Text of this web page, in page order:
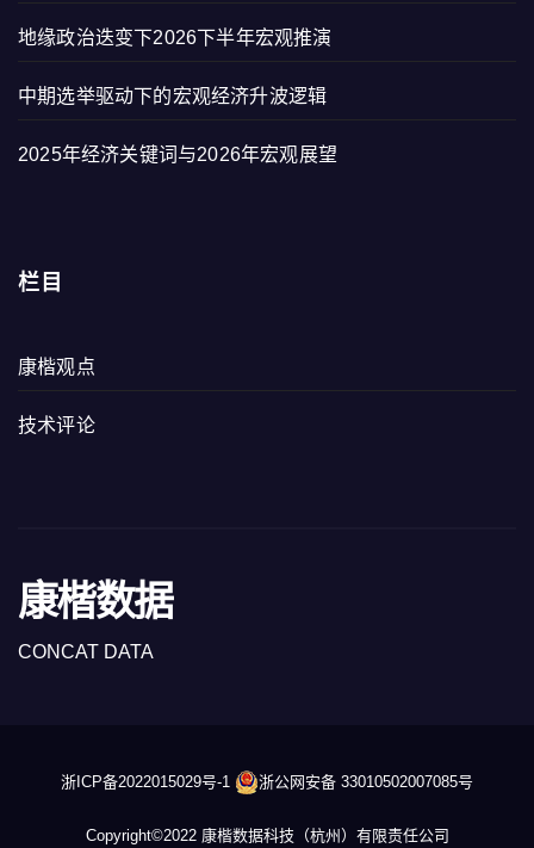
地缘政治迭变下2026下半年宏观推演
中期选举驱动下的宏观经济升波逻辑
2025年经济关键词与2026年宏观展望
栏目
康楷观点
技术评论
康楷数据
CONCAT DATA
浙ICP备2022015029号-1 浙公网安备 33010502007085号
Copyright©2022 康楷数据科技（杭州）有限责任公司